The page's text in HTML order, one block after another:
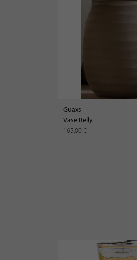
Guaxs
Vase Belly
165,00 €